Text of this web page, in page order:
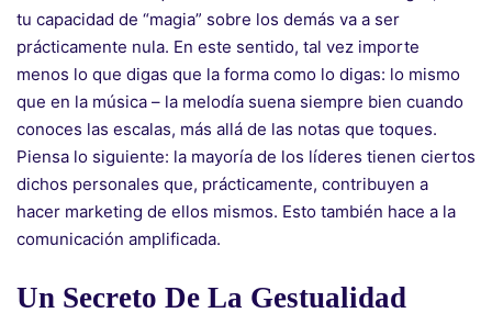
tu capacidad de “magia” sobre los demás va a ser
prácticamente nula. En este sentido, tal vez importe
menos lo que digas que la forma como lo digas: lo mismo
que en la música – la melodía suena siempre bien cuando
conoces las escalas, más allá de las notas que toques.
Piensa lo siguiente: la mayoría de los líderes tienen ciertos
dichos personales que, prácticamente, contribuyen a
hacer marketing de ellos mismos. Esto también hace a la
comunicación amplificada.
Un Secreto De La Gestualidad